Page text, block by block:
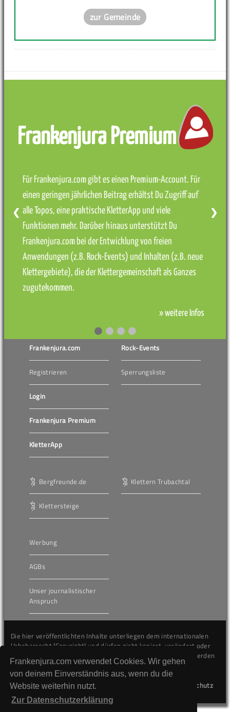
Frankenjura.com verwendet Cookies. Wir gehen
von deinem Einverständnis aus, wenn du die
Website weiterhin nutzt.
Zur Datenschutzerklärung
zur Gemeinde
Frankenjura Premium
Für Frankenjura.com gibt es einen Premium-Account. Für
einen geringen jährlichen Beitrag erhältst Du Zugriff auf
alle Topos, eine praktische KletterApp und viele
Funktionen mehr. Darüber hinaus unterstützt Du
Frankenjura.com bei der Entwicklung von freien
Anwendungen (z.B. Rock-Events) und Inhalten (z.B. neue
Klettergebiete), die der Klettergemeinschaft als Ganzes
zugutekommen.
» weitere Infos
❮ ❯
Frankenjura.com
Registrieren
Login
Frankenjura Premium
KletterApp
Rock-Events
Sperrungsliste
Bergfreunde.de
Klettersteige
Klettern Trubachtal
Werbung
AGBs
Unser journalistischer
Anspruch
Die hier veröffentlichten Inhalte unterliegen dem internationalen
Urheberrecht (Copyright) und dürfen nicht kopiert, verändert oder
unverändert wiederveröffentlicht werden. Gegen Verstöße werden
wir auf juristischem Wege vorgehen.
Datenschutz